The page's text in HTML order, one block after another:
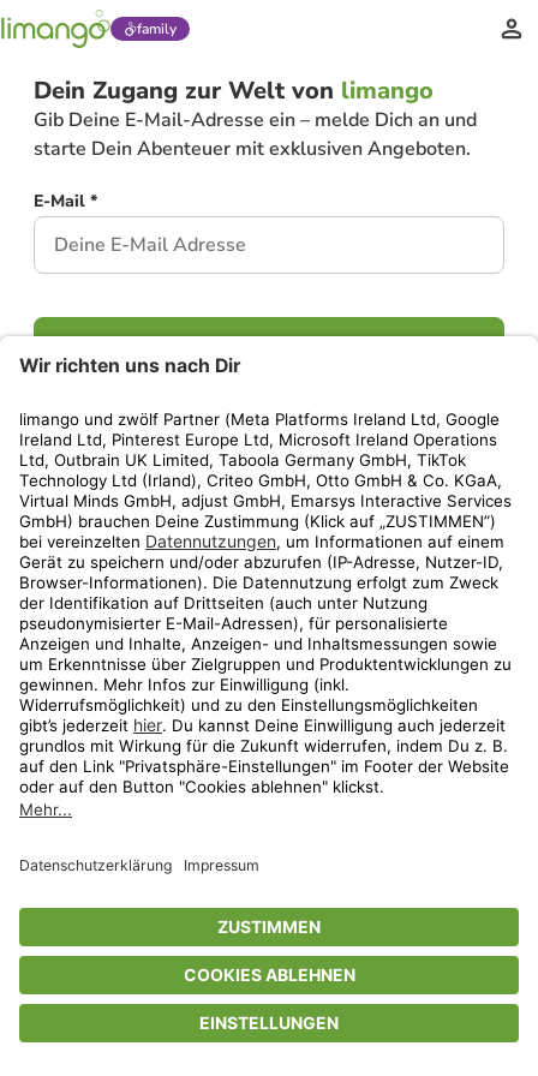
family
Dein Zugang zur Welt von limango
Gib Deine E-Mail-Adresse ein – melde Dich an und
starte Dein Abenteuer mit exklusiven Angeboten.
E-Mail *
Weiter
Privatsphäre-EinstellungenAGBDatenschutzCompliance
GeschenkgutscheinbedingungenImpressumHelp Center